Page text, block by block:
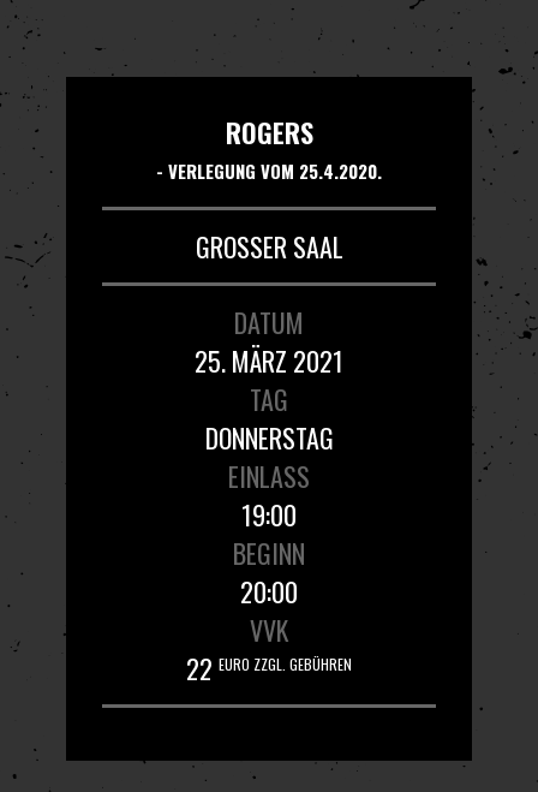
ROGERS
- VERLEGUNG VOM 25.4.2020.
GROSSER SAAL
DATUM
25. MÄRZ 2021
TAG
DONNERSTAG
EINLASS
19:00
BEGINN
20:00
VVK
22 EURO ZZGL. GEBÜHREN